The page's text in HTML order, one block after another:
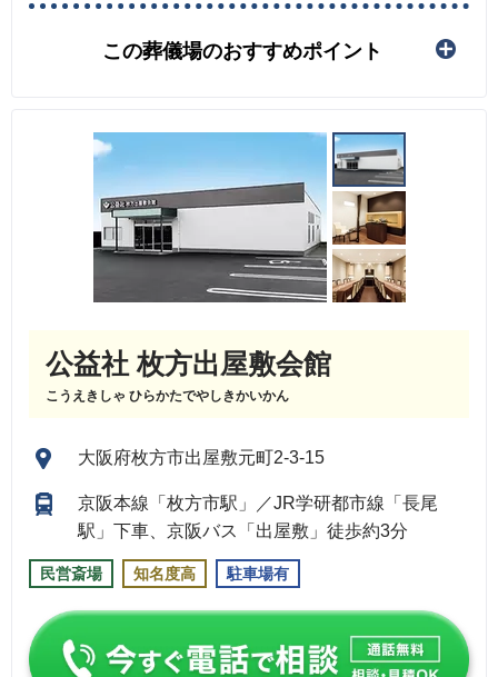
この葬儀場のおすすめポイント
公益社 枚方出屋敷会館
こうえきしゃ ひらかたでやしきかいかん
大阪府枚方市出屋敷元町2-3-15
京阪本線「枚方市駅」／JR学研都市線「長尾
駅」下車、京阪バス「出屋敷」徒歩約3分
民営斎場 知名度高 駐車場有